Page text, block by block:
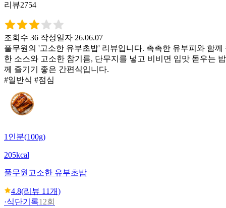
리뷰2754
조회수 36 작성일자 26.06.07
풀무원의 '고소한 유부초밥' 리뷰입니다. 촉촉한 유부피와 함
한 소스와 고소한 참기름, 단무지를 넣고 비비면 입맛 돋우는
께 즐기기 좋은 간편식입니다.
#일반식 #점심
1인분(100g)
205kcal
풀무원 고소한 유부초밥
4.8(리뷰 11개)
·식단기록12회